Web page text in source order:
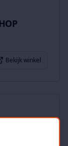
Bekijk winkel